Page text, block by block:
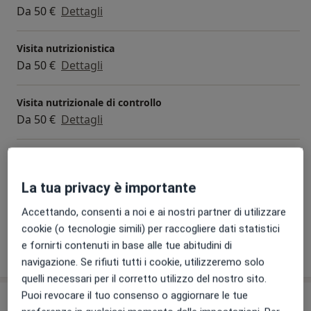
da preferire ad un approccio più drastico in termini di
terapia dietetica e quasi sempre temporaneo. Il mio
della dieta.
E' comprovato che dare una dieta stereotipata e
prestampata abbia come conseguenza una difficoltà
nel seguirla con costanza nel medio-lungo periodo e
quindi uno scarso raggiungimento degli obiettivi.
specifica e personalizzata possibile!
Da 50 € Dettagli
Visita nutrizionistica
Da 50 € Dettagli
Visita nutrizionale di controllo
Da 50 € Dettagli
+ 24 prestazioni
Come funzionano i prezzi?
Indirizzi (5)
La tua privacy è importante
Accettando, consenti a noi e ai nostri partner di utilizzare
cookie (o tecnologie simili) per raccogliere dati statistici
e fornirti contenuti in base alle tue abitudini di
navigazione. Se rifiuti tutti i cookie, utilizzeremo solo
quelli necessari per il corretto utilizzo del nostro sito.
Puoi revocare il tuo consenso o aggiornare le tue